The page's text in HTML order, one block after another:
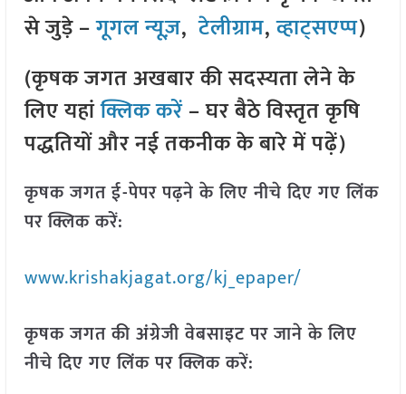
से जुड़े –गूगल न्यूज़,टेलीग्राम,व्हाट्सएप्प)
(कृषक जगत अखबार की सदस्यता लेने के
लिए यहांक्लिक करें– घर बैठे विस्तृत कृषि
पद्धतियों और नई तकनीक के बारे में पढ़ें)
कृषक जगत ई-पेपर पढ़ने के लिए नीचे दिए गए लिंक
पर क्लिक करें:
www.krishakjagat.org/kj_epaper/
कृषक जगत की अंग्रेजी वेबसाइट पर जाने के लिए
नीचे दिए गए लिंक पर क्लिक करें: